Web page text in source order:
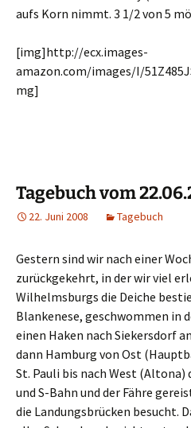
aufs Korn nimmt. 3 1/2 von 5
[img]http://ecx.images-
amazon.com/images/I/
mg]
Tagebuch vom
22. Juni 2008 Tagebuch
Gestern sind wir nach einer
zurückgekehrt, in der wir viel
Wilhelmsburgs die Deiche
Blankenese, geschwommen in
einen Haken nach Siekersdorf
dann Hamburg von Ost
St. Pauli bis nach West
und S-Bahn und der Fähre
die Landungsbrücken besucht.